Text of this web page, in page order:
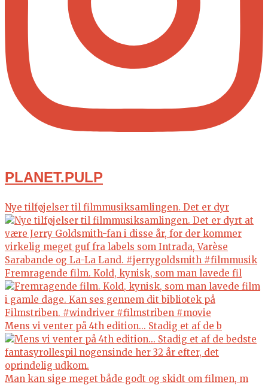
PLANET.PULP
Nye tilføjelser til filmmusiksamlingen. Det er dyr
Fremragende film. Kold, kynisk, som man lavede fil
Mens vi venter på 4th edition... Stadig et af de b
Man kan sige meget både godt og skidt om filmen, m